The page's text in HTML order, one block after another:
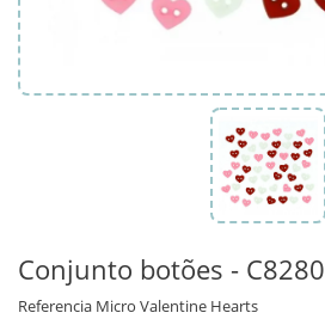
Conjunto botões - C8280
Referencia Micro Valentine Hearts